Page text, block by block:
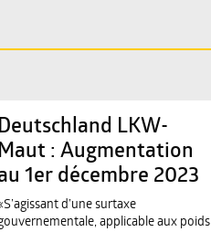
Deutschland LKW-
Maut : Augmentation
1er décembre 2023
d’une surtaxe
applicable aux poids